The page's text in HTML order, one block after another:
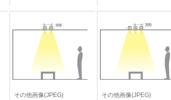
その他画像(JPEG)
その他画像(JPEG)